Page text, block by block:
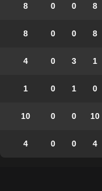
8
0
0
8
8
0
0
8
1
3
0
4
0
1
0
1
10
0
0
10
4
0
0
4